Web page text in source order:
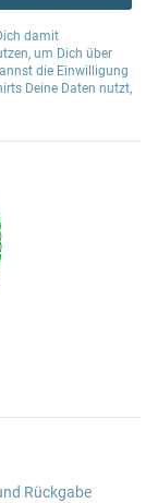
damit
um Dich über
die Einwilligung
Deine Daten nutzt,
Rückgabe